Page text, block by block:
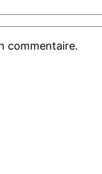
commentaire.